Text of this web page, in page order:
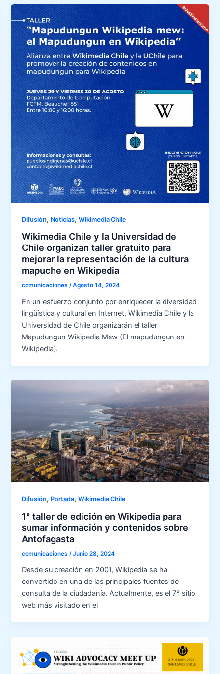
Difusión, Noticias,Wikimedia Chile
Wikimedia Chile y la Universidad de
Chile organizan taller gratuito para
mejorar la representación de la cultura
mapuche en Wikipedia
comunicaciones/Agosto 14, 2024
En un esfuerzo conjunto por enriquecer la diversidad
lingüística y cultural en Internet, Wikimedia Chile y la
Universidad de Chile organizarán el taller
Mapudungun Wikipedia Mew (El mapudungun en
Wikipedia).
Difusión, Portada,Wikimedia Chile
1° taller de edición en Wikipedia para
sumar información y contenidos sobre
Antofagasta
comunicaciones /Junio 28, 2024
Desde su creación en 2001, Wikipedia se ha
convertido en una de las principales fuentes de
consulta de la ciudadanía. Actualmente, es el 7° sitio
web más visitado en el